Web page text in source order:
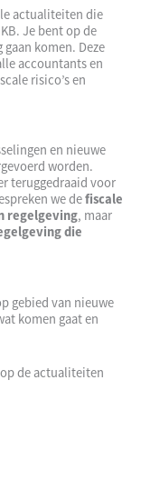
actualiteiten die
Je bent op de
komen. Deze
accountants en
risico’s en
en nieuwe
worden.
teruggedraaid voor
we defiscale
regelgeving, maar
die
gebied van nieuwe
komen gaat en
de actualiteiten